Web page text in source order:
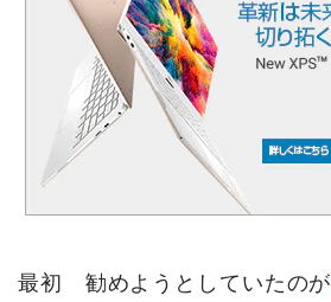
最初 勧めようとしていたのが